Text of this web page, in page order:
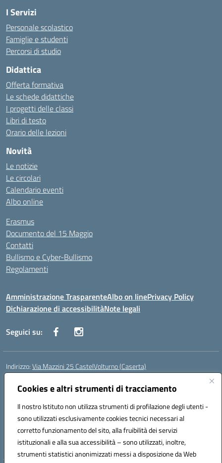
Cookies e altri strumenti di tracciamento
Il nostro Istituto non utilizza strumenti di profilazione degli utenti -
sono utilizzati esclusivamente cookies tecnici necessari al
corretto funzionamento del sito, alla fruibilità dei servizi
istituzionali e alla sua accessibilità – sono utilizzati, inoltre,
strumenti statistici anonimizzati messi a disposizione da Web
I Servizi
Personale scolastico
Famiglie e studenti
Percorsi di studio
Didattica
Offerta formativa
Le schede didattiche
I progetti delle classi
Libri di testo
Orario delle lezioni
Novità
Le notizie
Le circolari
Calendario eventi
Albo online
Erasmus
Documento del 15 Maggio
Contatti
Bullismo e Cyber-Bullismo
Regolamenti
Amministrazione TrasparenteAlbo on linePrivacy Policy
Dichiarazione di accessibilitàNote legali
Seguici su:
Indirizzo:Via Mazzini 25 CastelVolturno (Caserta)
Centralino:
Posta elettronica certificata (PEC):ceis014005@pec.istruzione.it
Codice fiscale: 93063510619
Codice meccanografico:CEIS014005
Codice Indice delle Pubbliche Amministrazioni (IPA): istsc_ceis014005
Codice unico di fatturazione (CUF): UOU8EW